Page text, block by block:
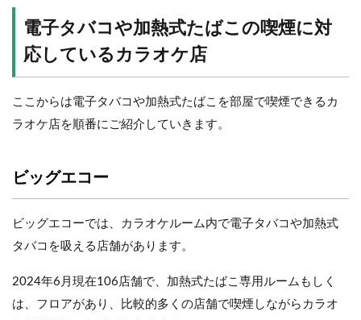
電子タバコや加熱式たばこの喫煙に対
応しているカラオケ店
ここからは電子タバコや加熱式たばこを部屋で喫煙できるカ
ラオケ店を順番にご紹介していきます。
ビッグエコー
ビッグエコーでは、カラオケルーム内で電子タバコや加熱式
タバコを吸える店舗があります。
2024年6月現在106店舗で、加熱式たばこ専用ルームもしく
は、フロアがあり、比較的多くの店舗で喫煙しながらカラオ